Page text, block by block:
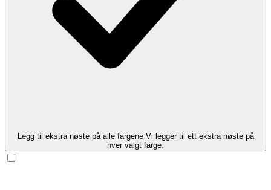
Legg til ekstra nøste på alle fargene Vi legger til ett ekstra nøste på
hver valgt farge.